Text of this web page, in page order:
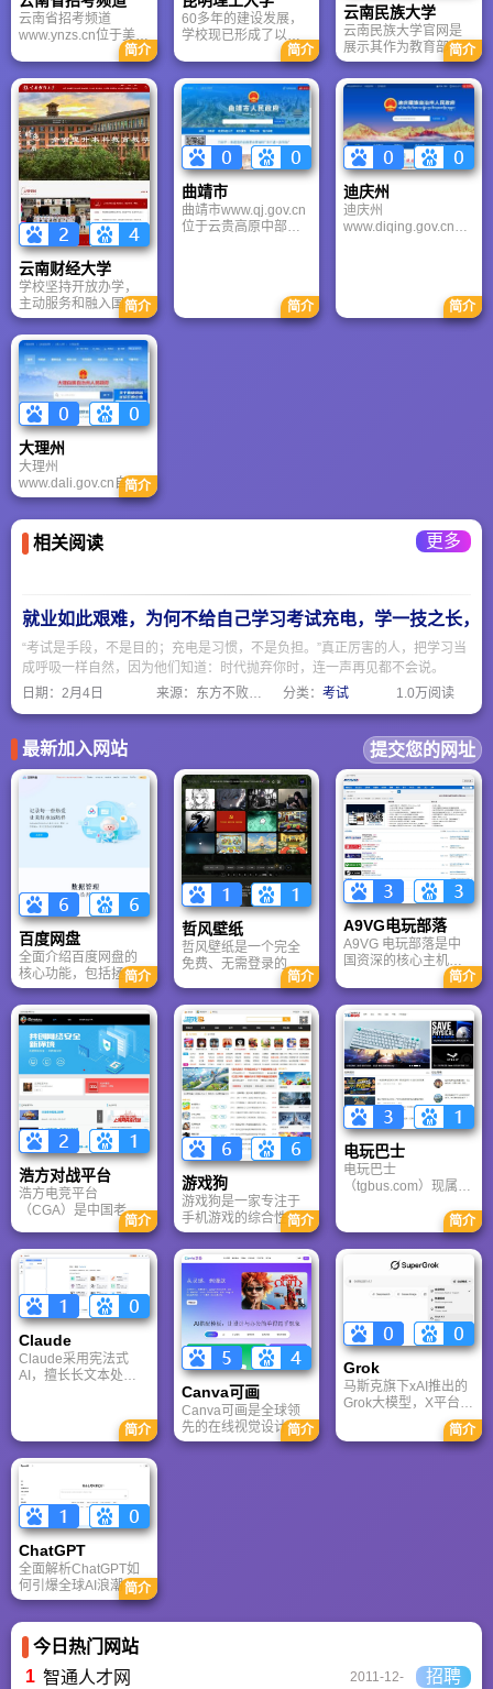
职工办理住房公积金
的归集、提取、结
息、个人住房贷款的
发放、个人帐户的设
立及其电算化核算等
业务。
校，并逐步发展为今
天的昆明理工大学、
昆明医科大学、云南
农业大学、西南林业
大学等高校。
云南省招考频道
www.ynzs.cn位于美丽
的春城昆明。主要负
责组织、管理全省研
究生、普通高校、中
专学校、成人学校的
招生考试工作，组
织、管理全省自学考
试、教师资格考试、
大学英语四（六）级
考试以及社会考试工
作。云南省招生考试
院经过多年努力，改
革力度不断加大，在
招考管理、考试评
价、招考科研以及招
考队伍建设等方面建
立了完善的制度，取
得了显著成绩。
简介
60多年的建设发展，
学校现已形成了以地
质资源与地质工程、
矿业工程、冶金工
程、材料科学与工
程、环境科学与工程
为优势学科，理学、
管理科学与工程、机
械工程、土木工程、
建筑学、力学、控制
科学与工程、信息与
通信工程、计算机科
学与技术、交通运输
工程、电气工程、化
与社会科学等为新兴
学科的特色鲜明“大有
简介
云南民族大学
云南民族大学官网是
展示其作为教育部与
国家民委共建高校风
采的核心窗口，突显
民族学与小语种学科
优势。SEO方案聚焦
“省部共建”、“民族特
色”及“招生科研”关键
词，旨在提升学校在
西南乃至全国的教育
影响力与服务效能。
简介
云南财经大学
学校坚持开放办学，
主动服务和融入国家
“一带一路”倡议，面向
各国及港澳台地区招
收涵盖语言、本科、
硕士、博士层次的国
际学生，为外交部批
准的外国人来华签证
邀请函核发单位暨免
于核实主体单位。
简介
曲靖市
曲靖市www.qj.gov.cn
位于云贵高原中部，
与昆明市嵩明县。曲
靖市寻甸回族彝族自
治县、东川区接界，
简介
迪庆州
迪庆州
www.diqing.gov.cn是
藏三省区结合部的青
藏高原南延地段，是
世人向往的香格里
简介
大理州
大理州
www.dali.gov.cn自治
州有悠久的历史、灿
烂的文化，素有“文献
名邦”之称。唐宋时
期，南诏、大理国均
展，成就辉煌，前景
喜人。大理州山川雄
奇，风光秀丽，气候
宜人，民风淳朴。大
理州是国务院首批公
史文化名城和国家级
四十四个风景名胜区
简介
相关阅读 更多
就业如此艰难，为何不给自己学习考试充电，学一技之长，
“考试是手段，不是目的；充电是习惯，不是负担。”真正厉害的人，把学习当
成呼吸一样自然，因为他们知道：时代抛弃你时，连一声再见都不会说。
日期： 2月4日 来源：东方不败网址大全 分类：考试 1.0万阅读
最新加入网站 提交您的网址
百度网盘
全面介绍百度网盘的
核心功能，包括拯救
手机内存、在线看视
频、AI智能做笔记与
总结长文。详细解答
数据安全性及服务器
备份机制，带你了解
GenFlow AI智能体如
何帮你高效办公与学
习。
简介
哲风壁纸
哲风壁纸是一个完全
免费、无需登录的高
清壁纸下载网站。提
供海量4K、8K超清电
脑与手机壁纸，涵盖
动漫、风景、赛博朋
克等多元风格。支持
动态壁纸与头像制
作，国内访问极速，
是美化桌面的首选平
台。
简介
A9VG电玩部落
A9VG 电玩部落是中
国资深的核心主机游
戏玩家社区。网站以
论坛为核心，提供全
面的主机游戏资讯、
攻略和资料库，覆盖
PlayStation、Xbox、
Switch 等全平台。凭
借其深厚的历史积淀
和活跃的用户群体，
A9VG 成为硬核玩家
交流心得、分享攻略
的首选平台之一。
简介
浩方对战平台
浩方电竞平台
（CGA）是中国老牌
游戏联机平台，提供
CS、War3、星际争霸
等经典游戏的稳定联
机服务。重温DOTA1
的激情岁月，找回当
年的战友。同时提供
最新CGA电竞赛事资
讯及热门页游入口，
致敬中国电竞的黄金
时代。
简介
游戏狗
游戏狗是一家专注于
手机游戏的综合性门
户网站。它致力于为
手游玩家提供最新、
最全的游戏资讯、攻
略、评测及视频等内
容，是国内较早一批
专注于移动游戏领域
的垂直媒体。
简介
电玩巴士
电玩巴士
（tgbus.com）现属于
注于解决游戏用户需
求的综合性游戏门户
网站，电玩巴士是一
个全面的综合性游戏
门户，专注于为全球
玩家提供主机、PC及
移动端游戏的全方位
资讯。
简介
Claude
Claude采用宪法式
AI，擅长长文本处理
在复杂推理、代码与
快速迭代上占优。两
者定位不同，各有千
简介
Canva可画
Canva可画是全球领
先的在线视觉设计平
台，内置AI“魔力工作
简介
Grok
马斯克旗下xAI推出的
Grok大模型，X平台实
时数据整合与多智能
体协作的核心优势。
针对其中文能力、隐
简介
ChatGPT‌
全面解析ChatGPT如
何引爆全球AI浪潮！
通俗讲解神经网络、
Transformer与RLHF
核心技术，带您轻松
看懂大语言模型如何
重塑未来。
简介
今日热门网站
1 智通人才网
2011-12-
招聘